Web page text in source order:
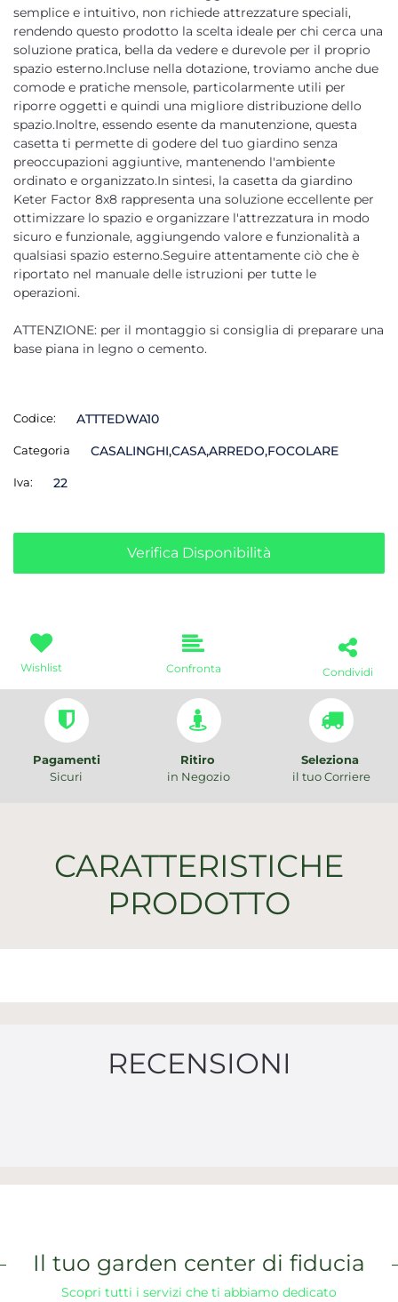
semplice e intuitivo, non richiede attrezzature speciali,
rendendo questo prodotto la scelta ideale per chi cerca una
soluzione pratica, bella da vedere e durevole per il proprio
spazio esterno.Incluse nella dotazione, troviamo anche due
comode e pratiche mensole, particolarmente utili per
riporre oggetti e quindi una migliore distribuzione dello
spazio.Inoltre, essendo esente da manutenzione, questa
casetta ti permette di godere del tuo giardino senza
preoccupazioni aggiuntive, mantenendo l'ambiente
ordinato e organizzato.In sintesi, la casetta da giardino
Keter Factor 8x8 rappresenta una soluzione eccellente per
ottimizzare lo spazio e organizzare l'attrezzatura in modo
sicuro e funzionale, aggiungendo valore e funzionalità a
qualsiasi spazio esterno.Seguire attentamente ciò che è
riportato nel manuale delle istruzioni per tutte le
operazioni.
ATTENZIONE: per il montaggio si consiglia di preparare una
base piana in legno o cemento.
Codice: ATTTEDWA10
Categoria CASALINGHI,CASA,ARREDO,FOCOLARE
Iva: 22
Verifica Disponibilità
Wishlist Confronta Condividi
Pagamenti
Sicuri
Ritiro
in Negozio
Seleziona
il tuo Corriere
CARATTERISTICHE
PRODOTTO
RECENSIONI
Il tuo garden center di fiducia
Scopri tutti i servizi che ti abbiamo dedicato